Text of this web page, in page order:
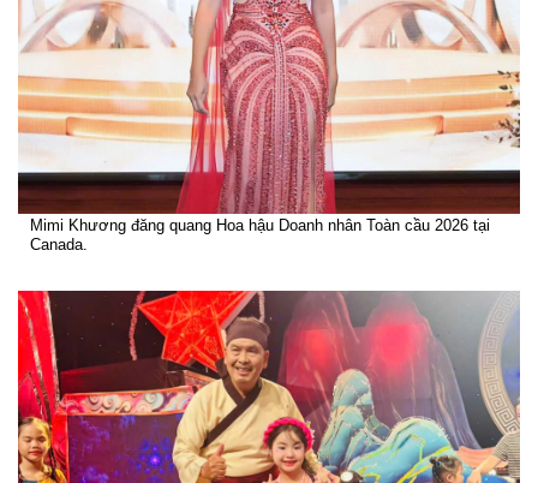
Mimi Khương đăng quang Hoa hậu Doanh nhân Toàn cầu 2026 tại
Canada.